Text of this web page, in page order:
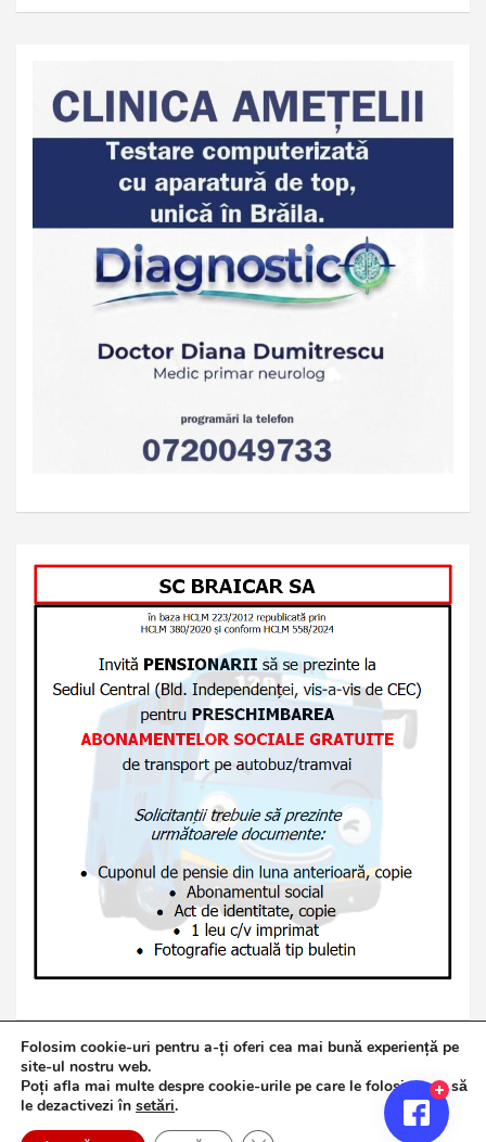
Copyright © 2026Jurnalul de Brăila
Politică de confidențialitate
Theme Horse
Folosim cookie-uri pentru a-ți oferi cea mai bună experiență pe
site-ul nostru web.
Poți afla mai multe despre cookie-urile pe care le folosim sau să
le dezactivezi în setări.